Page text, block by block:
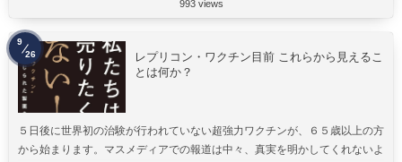
993 views
レプリコン・ワクチン目前 これらから見えるこ
とは何か？
５日後に世界初の治験が行われていない超強力ワクチンが、６５歳以上の方
から始まります。マスメディアでの報道は中々、真実を明かしてくれないよ
9
26